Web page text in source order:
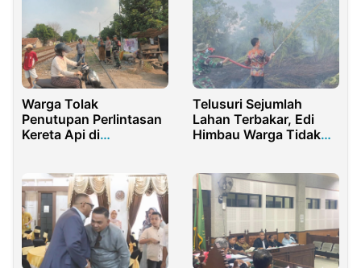
Warga Tolak
Penutupan Perlintasan
Kereta Api di
Lakukan Koordinasi
Telusuri Sejumlah
Lahan Terbakar, Edi
Himbau Warga Tidak